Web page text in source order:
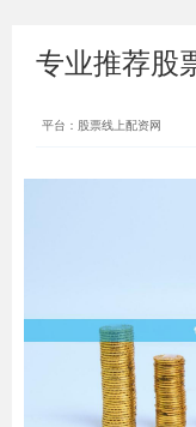
专业推荐股
平台：股票线上配资网